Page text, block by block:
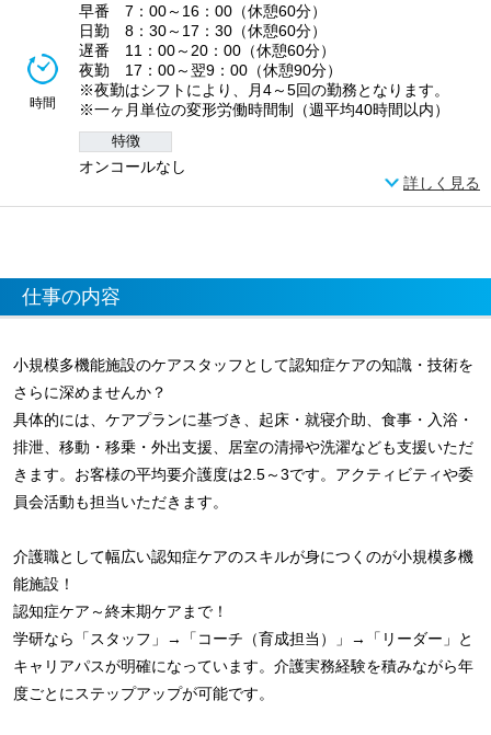
時間
早番 7：00～16：00（休憩60分）
日勤 8：30～17：30（休憩60分）
遅番 11：00～20：00（休憩60分）
夜勤 17：00～翌9：00（休憩90分）
※夜勤はシフトにより、月4～5回の勤務となります。
※一ヶ月単位の変形労働時間制（週平均40時間以内）
特徴
オンコールなし
詳しく見る
仕事の内容
小規模多機能施設のケアスタッフとして認知症ケアの知識・技術を
さらに深めませんか？
具体的には、ケアプランに基づき、起床・就寝介助、食事・入浴・
排泄、移動・移乗・外出支援、居室の清掃や洗濯なども支援いただ
きます。お客様の平均要介護度は2.5～3です。アクティビティや委
員会活動も担当いただきます。
介護職として幅広い認知症ケアのスキルが身につくのが小規模多機
能施設！
認知症ケア～終末期ケアまで！
学研なら「スタッフ」→「コーチ（育成担当）」→「リーダー」と
キャリアパスが明確になっています。介護実務経験を積みながら年
度ごとにステップアップが可能です。